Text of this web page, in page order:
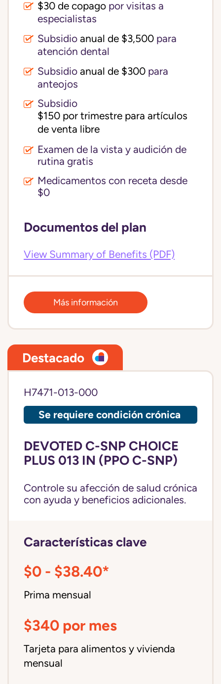
$30 de copago por visitas a
especialistas
Subsidio anual de $3,500 para
atención dental
Subsidio anual de $300 para
anteojos
Subsidio
$150 por trimestre para artículos
de venta libre
Examen de la vista y audición de
rutina gratis
Medicamentos con receta desde
$0
Documentos del plan
View Summary of Benefits (PDF)
Más información
Destacado
H7471-013-000
Se requiere condición crónica
DEVOTED C-SNP CHOICE
PLUS 013 IN (PPO C-SNP)
Controle su afección de salud crónica
con ayuda y beneficios adicionales.
Características clave
$0 - $38.40*
Prima mensual
$340 por mes
Tarjeta para alimentos y vivienda
mensual